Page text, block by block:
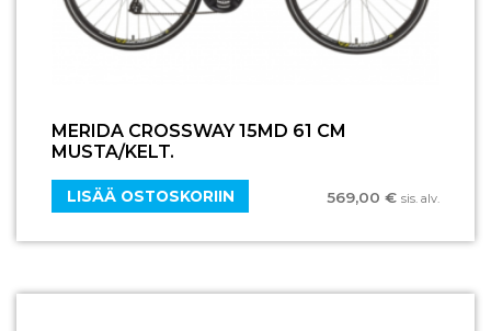
MERIDA CROSSWAY 15MD 61 CM
MUSTA/KELT.
569,00 € sis. alv.
LISÄÄ OSTOSKORIIN